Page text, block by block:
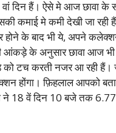
दिन हैं। ऐसे मे आज छावा के
कमाई मे कमी देखी जा रही
होने के बाद भी ये, अपने
आंकड़े के अनुसार छावा आज
टच करती नजर आ रही हैं।
होंगा। फ़िहलाल आपको
ने 18 वें दिन 10 बजे तक